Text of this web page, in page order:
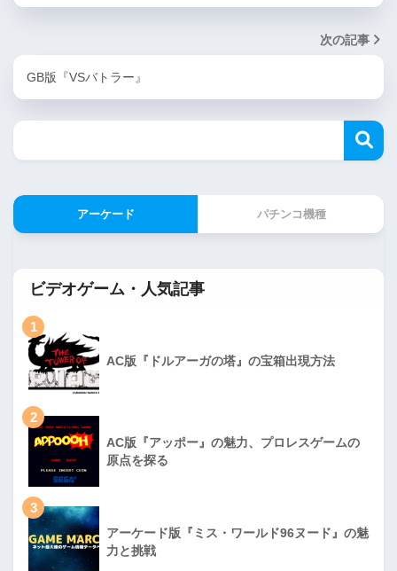
次の記事
GB版『VSバトラー』
アーケード パチンコ機種
ビデオゲーム・人気記事
1
AC版『ドルアーガの塔』の宝箱出現方法
2
AC版『アッポー』の魅力、プロレスゲームの
原点を探る
3
アーケード版『ミス・ワールド96ヌード』の魅
力と挑戦